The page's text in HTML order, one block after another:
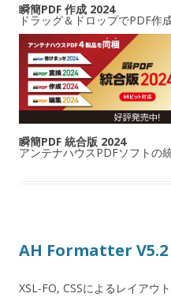
瞬簡PDF 作成 2024
ドラッグ＆ドロップでPDF作
瞬簡PDF 統合版 2024
アンテナハウスPDFソフトの
AH Formatter V5.2
XSL-FO, CSSによるレイアウ